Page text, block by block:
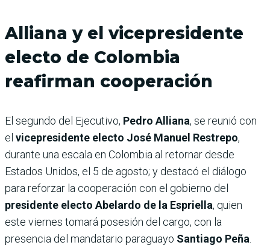
Alliana y el vicepresidente
electo de Colombia
reafirman cooperación
El segundo del Ejecutivo, Pedro Alliana, se reunió con
el vicepresidente electo José Manuel Restrepo,
durante una escala en Colombia al retornar desde
Estados Unidos, el 5 de agosto; y destacó el diálogo
para reforzar la cooperación con el gobierno del
presidente electo Abelardo de la Espriella, quien
este viernes tomará posesión del cargo, con la
presencia del mandatario paraguayo Santiago Peña